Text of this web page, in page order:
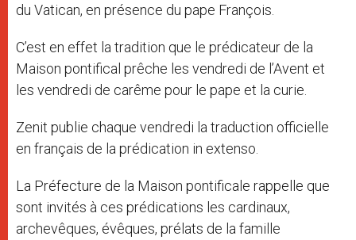
du Vatican, en présence du pape François.
C’est en effet la tradition que le prédicateur de la
Maison pontifical prêche les vendredi de l’Avent et
les vendredi de carême pour le pape et la curie.
Zenit publie chaque vendredi la traduction officielle
en français de la prédication in extenso.
La Préfecture de la Maison pontificale rappelle que
sont invités à ces prédications les cardinaux,
archevêques, évêques, prélats de la famille